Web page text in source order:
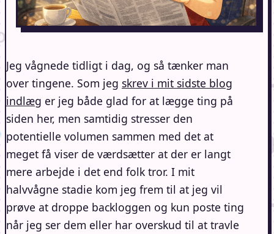
Jeg vågnede tidligt i dag, og så tænker man
over tingene. Som jeg skrev i mit sidste blog
indlæg er jeg både glad for at lægge ting på
siden her, men samtidig stresser den
potentielle volumen sammen med det at
meget få viser de værdsætter at der er langt
mere arbejde i det end folk tror. I mit
halvvågne stadie kom jeg frem til at jeg vil
prøve at droppe backloggen og kun poste ting
når jeg ser dem eller har overskud til at travle